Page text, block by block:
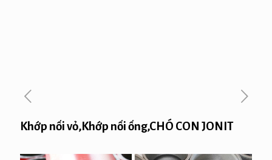
Khớp nối vỏ,Khớp nối ống,CHÓ CON JONIT